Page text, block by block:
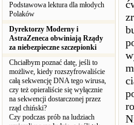
Podstawowa lektura dla młodych
Polaków
Dyrektorzy Moderny i
AstraZeneca obwiniają Rządy
za niebezpieczne szczepionki
Chciałbym poznać datę, jeśli to
możliwe, kiedy rozszyfrowaliście
całą sekwencję DNA tego wirusa,
czy też opieraliście się wyłącznie
na sekwencji dostarczonej przez
rząd chiński?
Czy podczas prób na ludziach